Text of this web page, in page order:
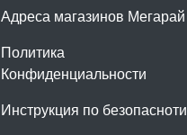
Адреса магазинов Мегарай
Политика
Конфиденциальности
Инструкция по безопасноти